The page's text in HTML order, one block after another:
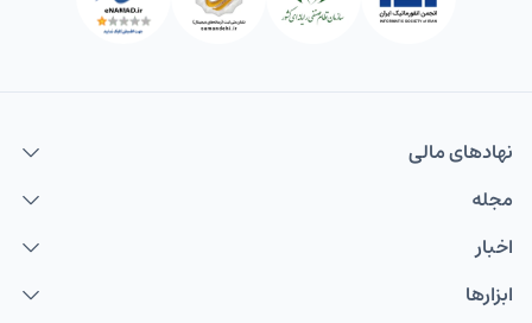
نهاد‌های مالی
مجله
اخبار
ابزارها